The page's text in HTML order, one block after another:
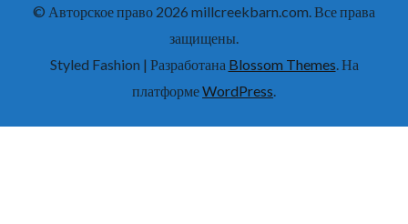
© Авторское право 2026 millcreekbarn.com . Все права
защищены.
Styled Fashion | Разработана Blossom Themes . На
платформеWordPress